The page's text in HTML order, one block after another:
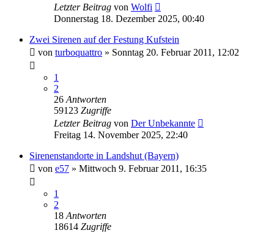
Letzter Beitrag von Wolfi
Donnerstag 18. Dezember 2025, 00:40
Zwei Sirenen auf der Festung Kufstein
von turboquattro » Sonntag 20. Februar 2011, 12:02
1
2
26 Antworten
59123 Zugriffe
Letzter Beitrag von Der Unbekannte
Freitag 14. November 2025, 22:40
Sirenenstandorte in Landshut (Bayern)
von e57 » Mittwoch 9. Februar 2011, 16:35
1
2
18 Antworten
18614 Zugriffe